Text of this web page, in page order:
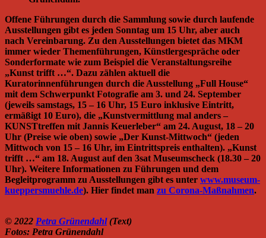
Offene Führungen durch die Sammlung sowie durch laufende
Ausstellungen gibt es jeden Sonntag um 15 Uhr, aber auch
nach Vereinbarung. Zu den Ausstellungen bietet das MKM
immer wieder Themenführungen, Künstlergespräche oder
Sonderformate wie zum Beispiel die Veranstaltungsreihe
„Kunst trifft …“. Dazu zählen aktuell die
Kuratorinnenführungen durch die Ausstellung „Full House“
mit dem Schwerpunkt Fotografie am 3. und 24. September
(jeweils samstags, 15 – 16 Uhr, 15 Euro inklusive Eintritt,
ermäßigt 10 Euro), die „Kunstvermittlung mal anders –
KUNSTtreffen mit Jannis Keuerleber“ am 24. August, 18 – 20
Uhr (Preise wie oben) sowie „Der Kunst-Mittwoch“ (jeden
Mittwoch von 15 – 16 Uhr, im Eintrittspreis enthalten). „Kunst
trifft …“ am 18. August auf den 3sat Museumscheck (18.30 – 20
Uhr). Weitere Informationen zu Führungen und dem
Begleitprogramm zu Ausstellungen gibt es unter www.museum-
kueppersmuehle.de). Hier findet man zu Corona-Maßnahmen.
© 2022 Petra Grünendahl(Text)
Fotos: Petra Grünendahl